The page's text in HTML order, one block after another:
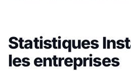
Statistiques
les entreprises